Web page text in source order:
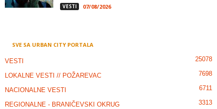
VESTI 07/08/2026
SVE SA URBAN CITY PORTALA
VESTI 25078
LOKALNE VESTI // POŽAREVAC 7698
NACIONALNE VESTI 6711
REGIONALNE - BRANIČEVSKI OKRUG 3313